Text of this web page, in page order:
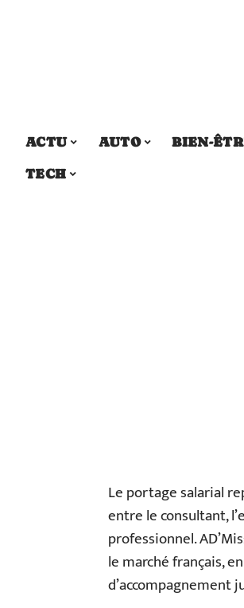
ACTU AUTO BIEN-
TECH
Le portage salarial
entre le consultant,
professionnel.
le marché français,